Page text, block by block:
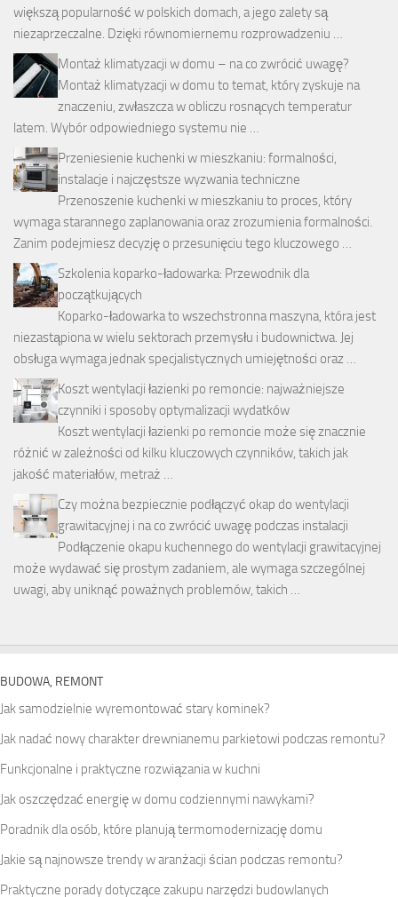
większą popularność w polskich domach, a jego zalety są
niezaprzeczalne. Dzięki równomiernemu rozprowadzeniu …
Montaż klimatyzacji w domu – na co zwrócić uwagę?
Montaż klimatyzacji w domu to temat, który zyskuje na
znaczeniu, zwłaszcza w obliczu rosnących temperatur
latem. Wybór odpowiedniego systemu nie …
Przeniesienie kuchenki w mieszkaniu: formalności,
instalacje i najczęstsze wyzwania techniczne
Przenoszenie kuchenki w mieszkaniu to proces, który
wymaga starannego zaplanowania oraz zrozumienia formalności.
Zanim podejmiesz decyzję o przesunięciu tego kluczowego …
Szkolenia koparko-ładowarka: Przewodnik dla
początkujących
Koparko-ładowarka to wszechstronna maszyna, która jest
niezastąpiona w wielu sektorach przemysłu i budownictwa. Jej
obsługa wymaga jednak specjalistycznych umiejętności oraz …
Koszt wentylacji łazienki po remoncie: najważniejsze
czynniki i sposoby optymalizacji wydatków
Koszt wentylacji łazienki po remoncie może się znacznie
różnić w zależności od kilku kluczowych czynników, takich jak
jakość materiałów, metraż …
Czy można bezpiecznie podłączyć okap do wentylacji
grawitacyjnej i na co zwrócić uwagę podczas instalacji
Podłączenie okapu kuchennego do wentylacji grawitacyjnej
może wydawać się prostym zadaniem, ale wymaga szczególnej
uwagi, aby uniknąć poważnych problemów, takich …
BUDOWA, REMONT
Jak samodzielnie wyremontować stary kominek?
Jak nadać nowy charakter drewnianemu parkietowi podczas remontu?
Funkcjonalne i praktyczne rozwiązania w kuchni
Jak oszczędzać energię w domu codziennymi nawykami?
Poradnik dla osób, które planują termomodernizację domu
Jakie są najnowsze trendy w aranżacji ścian podczas remontu?
Praktyczne porady dotyczące zakupu narzędzi budowlanych